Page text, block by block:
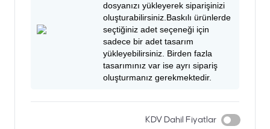
dosyanızı yükleyerek siparişinizi
oluşturabilirsiniz.Baskılı ürünlerde
seçtiğiniz adet seçeneği için
sadece bir adet tasarım
yükleyebilirsiniz. Birden fazla
tasarımınız var ise ayrı sipariş
oluşturmanız gerekmektedir.
KDV Dahil Fiyatlar